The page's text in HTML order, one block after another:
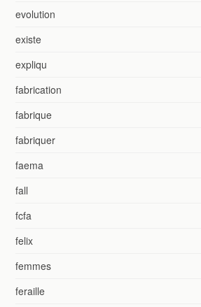
evolution
existe
expliqu
fabrication
fabrique
fabriquer
faema
fall
fcfa
felix
femmes
feraille